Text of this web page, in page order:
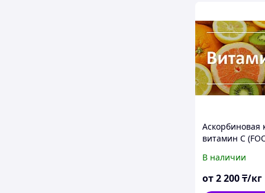
Аскорбиновая
витамин С
В наличии
от2 200₸/кг